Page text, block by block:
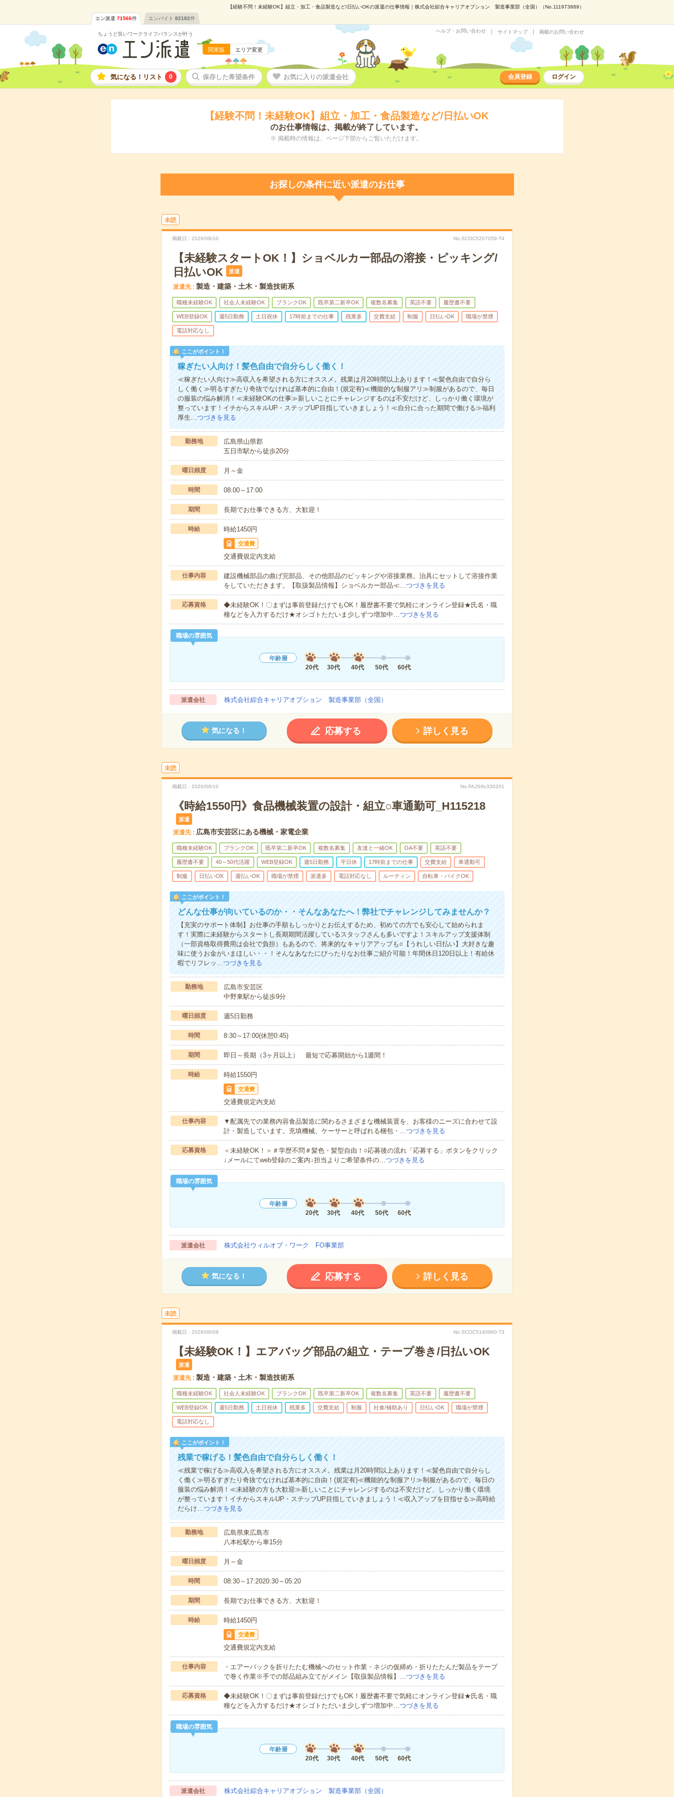
【経験不問！未経験OK】組立・加工・食品製造など/日払いOKの派遣の仕事情報｜株式会社綜合キャリアオプション 製造事業部（全国）（No.111973889）
エン派遣 71566件 エンバイト 82182件
ちょうど良いワークライフバランスが叶う
関東版 エリア変更
ヘルプ・お問い合わせ サイトマップ 掲載のお問い合わせ
気になる！リスト 0 保存した希望条件 お気に入りの派遣会社 会員登録 ログイン
【経験不問！未経験OK】組立・加工・食品製造など/日払いOK
のお仕事情報は、掲載が終了しています。
※ 掲載時の情報は、ページ下部からご覧いただけます。
お探しの条件に近い派遣のお仕事
未読
掲載日 2026/08/10 No.SCOC5207059-T4
【未経験スタートOK！】ショベルカー部品の溶接・ピッキング/
日払いOK
派遣
派遣先 製造・建築・土木・製造技術系
職種未経験OK 社会人未経験OK ブランクOK 既卒第二新卒OK 複数名募集 英語不要 履歴書不要
WEB登録OK 週5日勤務 土日祝休 17時前までの仕事 残業多 交費支給 制服 日払いOK 職場が禁煙
電話対応なし
ここがポイント！
稼ぎたい人向け！髪色自由で自分らしく働く！
≪稼ぎたい人向け≫高収入を希望される方にオススメ。残業は月20時間以上あります！≪髪色自由で自分ら
しく働く≫明るすぎたり奇抜でなければ基本的に自由！(規定有)≪機能的な制服アリ≫制服があるので、毎日
の服装の悩み解消！≪未経験OKの仕事≫新しいことにチャレンジするのは不安だけど、しっかり働く環境が
整っています！イチからスキルUP・ステップUP目指していきましょう！≪自分に合った期間で働ける≫福利
厚生…つづきを見る
勤務地
広島県山県郡
五日市駅から徒歩20分
曜日頻度 月～金
時間 08:00～17:00
期間 長期でお仕事できる方、大歓迎！
時給 時給1450円
交通費
交通費規定内支給
仕事内容
建設機械部品の曲げ完部品、その他部品のピッキングや溶接業務。治具にセットして溶接作業
をしていただきます。【取扱製品情報】ショベルカー部品≪…つづきを見る
応募資格
◆未経験OK！〇まずは事前登録だけでもOK！履歴書不要で気軽にオンライン登録★氏名・職
種などを入力するだけ★オシゴトただいま少しずつ増加中…つづきを見る
職場の雰囲気
年齢層
20代
30代 40代 50代 60代
派遣会社 株式会社綜合キャリアオプション 製造事業部（全国）
気になる！ 応募する 詳しく見る
未読
掲載日 2026/08/10 No.FAJSIfo330201
《時給1550円》食品機械装置の設計・組立○車通勤可_H115218
派遣
派遣先 広島市安芸区にある機械・家電企業
職種未経験OK ブランクOK 既卒第二新卒OK 複数名募集 友達と一緒OK OA不要 英語不要
履歴書不要 40～50代活躍 WEB登録OK 週5日勤務 平日休 17時前までの仕事 交費支給 車通勤可
制服 日払いOK 週払いOK 職場が禁煙 派遣多 電話対応なし ルーティン 自転車・バイクOK
ここがポイント！
どんな仕事が向いているのか・・そんなあなたへ！弊社でチャレンジしてみませんか？
【充実のサポート体制】お仕事の手順もしっかりとお伝えするため、初めての方でも安心して始められま
す！実際に未経験からスタートし長期期間活躍しているスタッフさんも多いですよ！スキルアップ支援体制
（一部資格取得費用は会社で負担）もあるので、将来的なキャリアアップも○【うれしい日払い】大好きな趣
味に使うお金がいまほしい・・！そんなあなたにぴったりなお仕事ご紹介可能！年間休日120日以上！有給休
暇でリフレッ…つづきを見る
勤務地
広島市安芸区
中野東駅から徒歩9分
曜日頻度 週5日勤務
時間 8:30～17:00(休憩0:45)
期間 即日～長期（3ヶ月以上） 最短で応募開始から1週間！
時給 時給1550円
交通費
交通費規定内支給
仕事内容
▼配属先での業務内容食品製造に関わるさまざまな機械装置を、お客様のニーズに合わせて設
計・製造しています。充填機械、ケーサーと呼ばれる梱包・…つづきを見る
応募資格
＜未経験OK！＞＃学歴不問＃髪色・髪型自由！○応募後の流れ「応募する」ボタンをクリック
↓メールにてweb登録のご案内↓担当よりご希望条件の…つづきを見る
職場の雰囲気
年齢層
20代
30代 40代 50代 60代
派遣会社 株式会社ウィルオブ・ワーク FO事業部
気になる！ 応募する 詳しく見る
未読
掲載日 2026/08/09 No.SCOC5140960-T3
【未経験OK！】エアバッグ部品の組立・テープ巻き/日払いOK
派遣
派遣先 製造・建築・土木・製造技術系
職種未経験OK 社会人未経験OK ブランクOK 既卒第二新卒OK 複数名募集 英語不要 履歴書不要
WEB登録OK 週5日勤務 土日祝休 残業多 交費支給 制服 社食/補助あり 日払いOK 職場が禁煙
電話対応なし
ここがポイント！
残業で稼げる！髪色自由で自分らしく働く！
≪残業で稼げる≫高収入を希望される方にオススメ。残業は月20時間以上あります！≪髪色自由で自分らし
く働く≫明るすぎたり奇抜でなければ基本的に自由！(規定有)≪機能的な制服アリ≫制服があるので、毎日の
服装の悩み解消！≪未経験の方も大歓迎≫新しいことにチャレンジするのは不安だけど、しっかり働く環境
が整っています！イチからスキルUP・ステップUP目指していきましょう！≪収入アップを目指せる≫高時給
だらけ…つづきを見る
勤務地
広島県東広島市
八本松駅から車15分
曜日頻度 月～金
時間 08:30～17:2020:30～05:20
期間 長期でお仕事できる方、大歓迎！
時給 時給1450円
交通費
交通費規定内支給
仕事内容
・エアーバックを折りたたむ機械へのセット作業・ネジの仮締め・折りたたんだ製品をテープ
で巻く作業※手での部品組み立てがメイン【取扱製品情報】…つづきを見る
応募資格
◆未経験OK！〇まずは事前登録だけでもOK！履歴書不要で気軽にオンライン登録★氏名・職
種などを入力するだけ★オシゴトただいま少しずつ増加中…つづきを見る
職場の雰囲気
年齢層
20代
30代 40代 50代 60代
派遣会社 株式会社綜合キャリアオプション 製造事業部（全国）